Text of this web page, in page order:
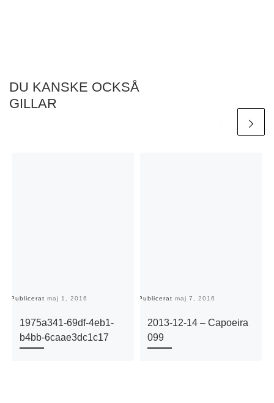
DU KANSKE OCKSÅ
GILLAR
Publicerat maj 1, 2016
1975a341-69df-4eb1-
b4bb-6caae3dc1c17
Publicerat maj 7, 2016
2013-12-14 – Capoeira
099